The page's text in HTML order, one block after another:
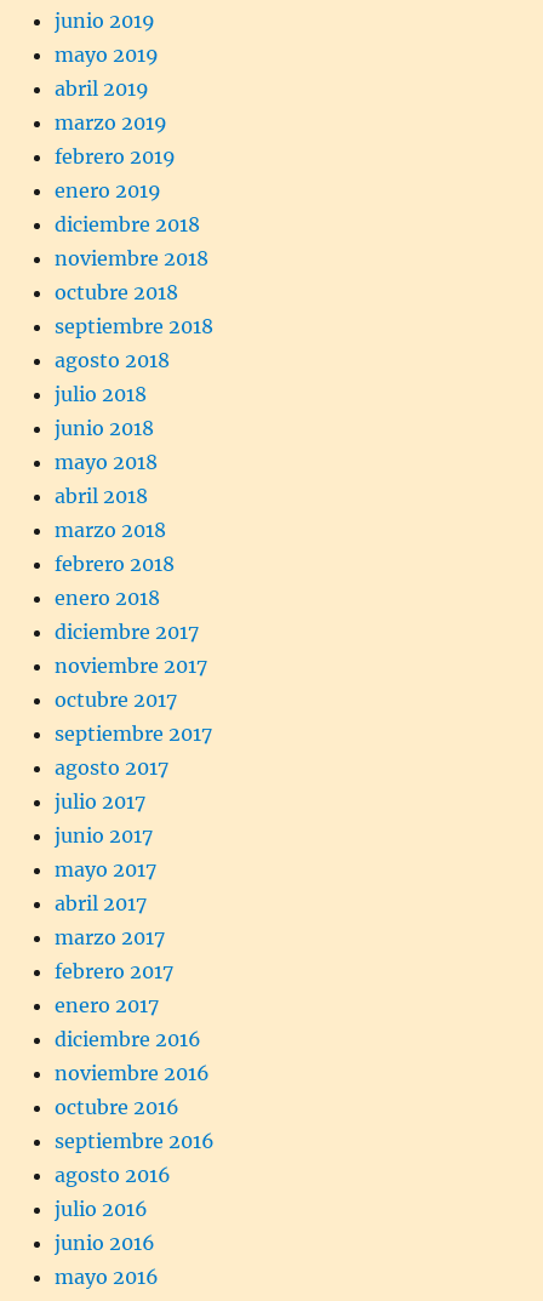
junio 2019
mayo 2019
abril 2019
marzo 2019
febrero 2019
enero 2019
diciembre 2018
noviembre 2018
octubre 2018
septiembre 2018
agosto 2018
julio 2018
junio 2018
mayo 2018
abril 2018
marzo 2018
febrero 2018
enero 2018
diciembre 2017
noviembre 2017
octubre 2017
septiembre 2017
agosto 2017
julio 2017
junio 2017
mayo 2017
abril 2017
marzo 2017
febrero 2017
enero 2017
diciembre 2016
noviembre 2016
octubre 2016
septiembre 2016
agosto 2016
julio 2016
junio 2016
mayo 2016